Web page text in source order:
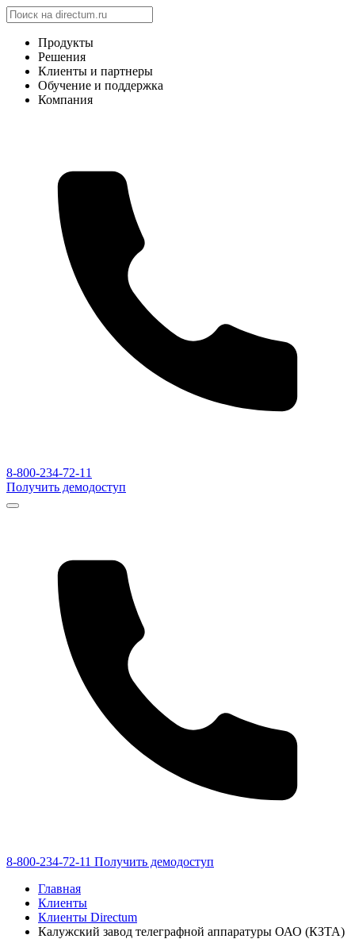
Продукты
Решения
Клиенты и партнеры
Обучение и поддержка
Компания
8-800-234-72-11
Получить демодоступ
8-800-234-72-11 Получить демодоступ
Главная
Клиенты
Клиенты Directum
Калужский завод телеграфной аппаратуры ОАО (КЗТА)